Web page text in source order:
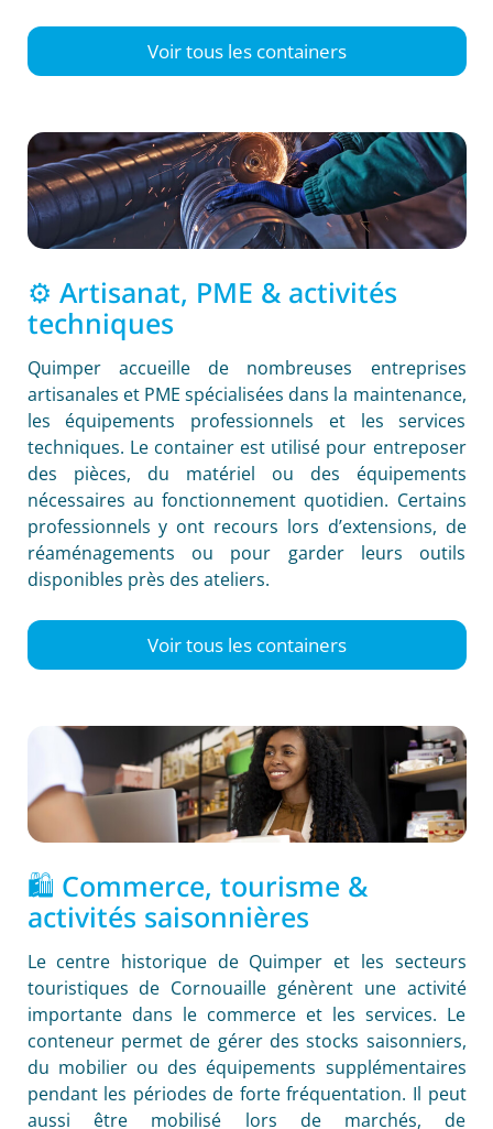
Voir tous les containers
⚙️ Artisanat, PME & activités
techniques
Quimper accueille de nombreuses entreprises
artisanales et PME spécialisées dans la maintenance,
les équipements professionnels et les services
techniques. Le container est utilisé pour entreposer
des pièces, du matériel ou des équipements
nécessaires au fonctionnement quotidien. Certains
professionnels y ont recours lors d’extensions, de
réaménagements ou pour garder leurs outils
disponibles près des ateliers.
Voir tous les containers
🛍️ Commerce, tourisme &
activités saisonnières
Le centre historique de Quimper et les secteurs
touristiques de Cornouaille génèrent une activité
importante dans le commerce et les services. Le
conteneur permet de gérer des stocks saisonniers,
du mobilier ou des équipements supplémentaires
pendant les périodes de forte fréquentation. Il peut
aussi être mobilisé lors de marchés, de